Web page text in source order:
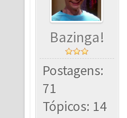
Bazinga!
Postagens:
71
Tópicos: 14